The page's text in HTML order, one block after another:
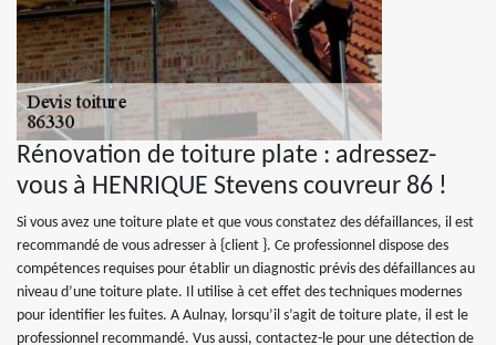
Rénovation de toiture plate : adressez-
vous à HENRIQUE Stevens couvreur 86 !
Si vous avez une toiture plate et que vous constatez des défaillances, il est
recommandé de vous adresser à {client }. Ce professionnel dispose des
compétences requises pour établir un diagnostic prévis des défaillances au
niveau d’une toiture plate. Il utilise à cet effet des techniques modernes
pour identifier les fuites. A Aulnay, lorsqu’il s’agit de toiture plate, il est le
professionnel recommandé. Vus aussi, contactez-le pour une détection de